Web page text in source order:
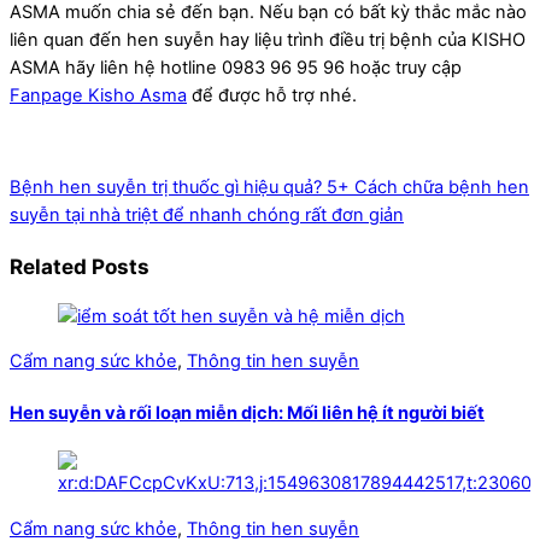
ASMA muốn chia sẻ đến bạn. Nếu bạn có bất kỳ thắc mắc nào
liên quan đến hen suyễn hay liệu trình điều trị bệnh của KISHO
ASMA hãy liên hệ hotline 0983 96 95 96 hoặc truy cập
Fanpage Kisho Asma để được hỗ trợ nhé.
Bệnh hen suyễn trị thuốc gì hiệu quả? 5+ Cách chữa bệnh hen
suyễn tại nhà triệt để nhanh chóng rất đơn giản
Related Posts
Cẩm nang sức khỏe, Thông tin hen suyễn
Hen suyễn và rối loạn miễn dịch: Mối liên hệ ít người biết
Cẩm nang sức khỏe, Thông tin hen suyễn